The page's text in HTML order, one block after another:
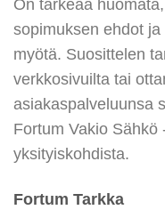
On tärkeää
sopimuksen ehdot
myötä. Suosittelen
verkkosivuilta tai
asiakaspalveluunsa
Fortum Vakio Sähkö
yksityiskohdista.
Fortum Tarkka